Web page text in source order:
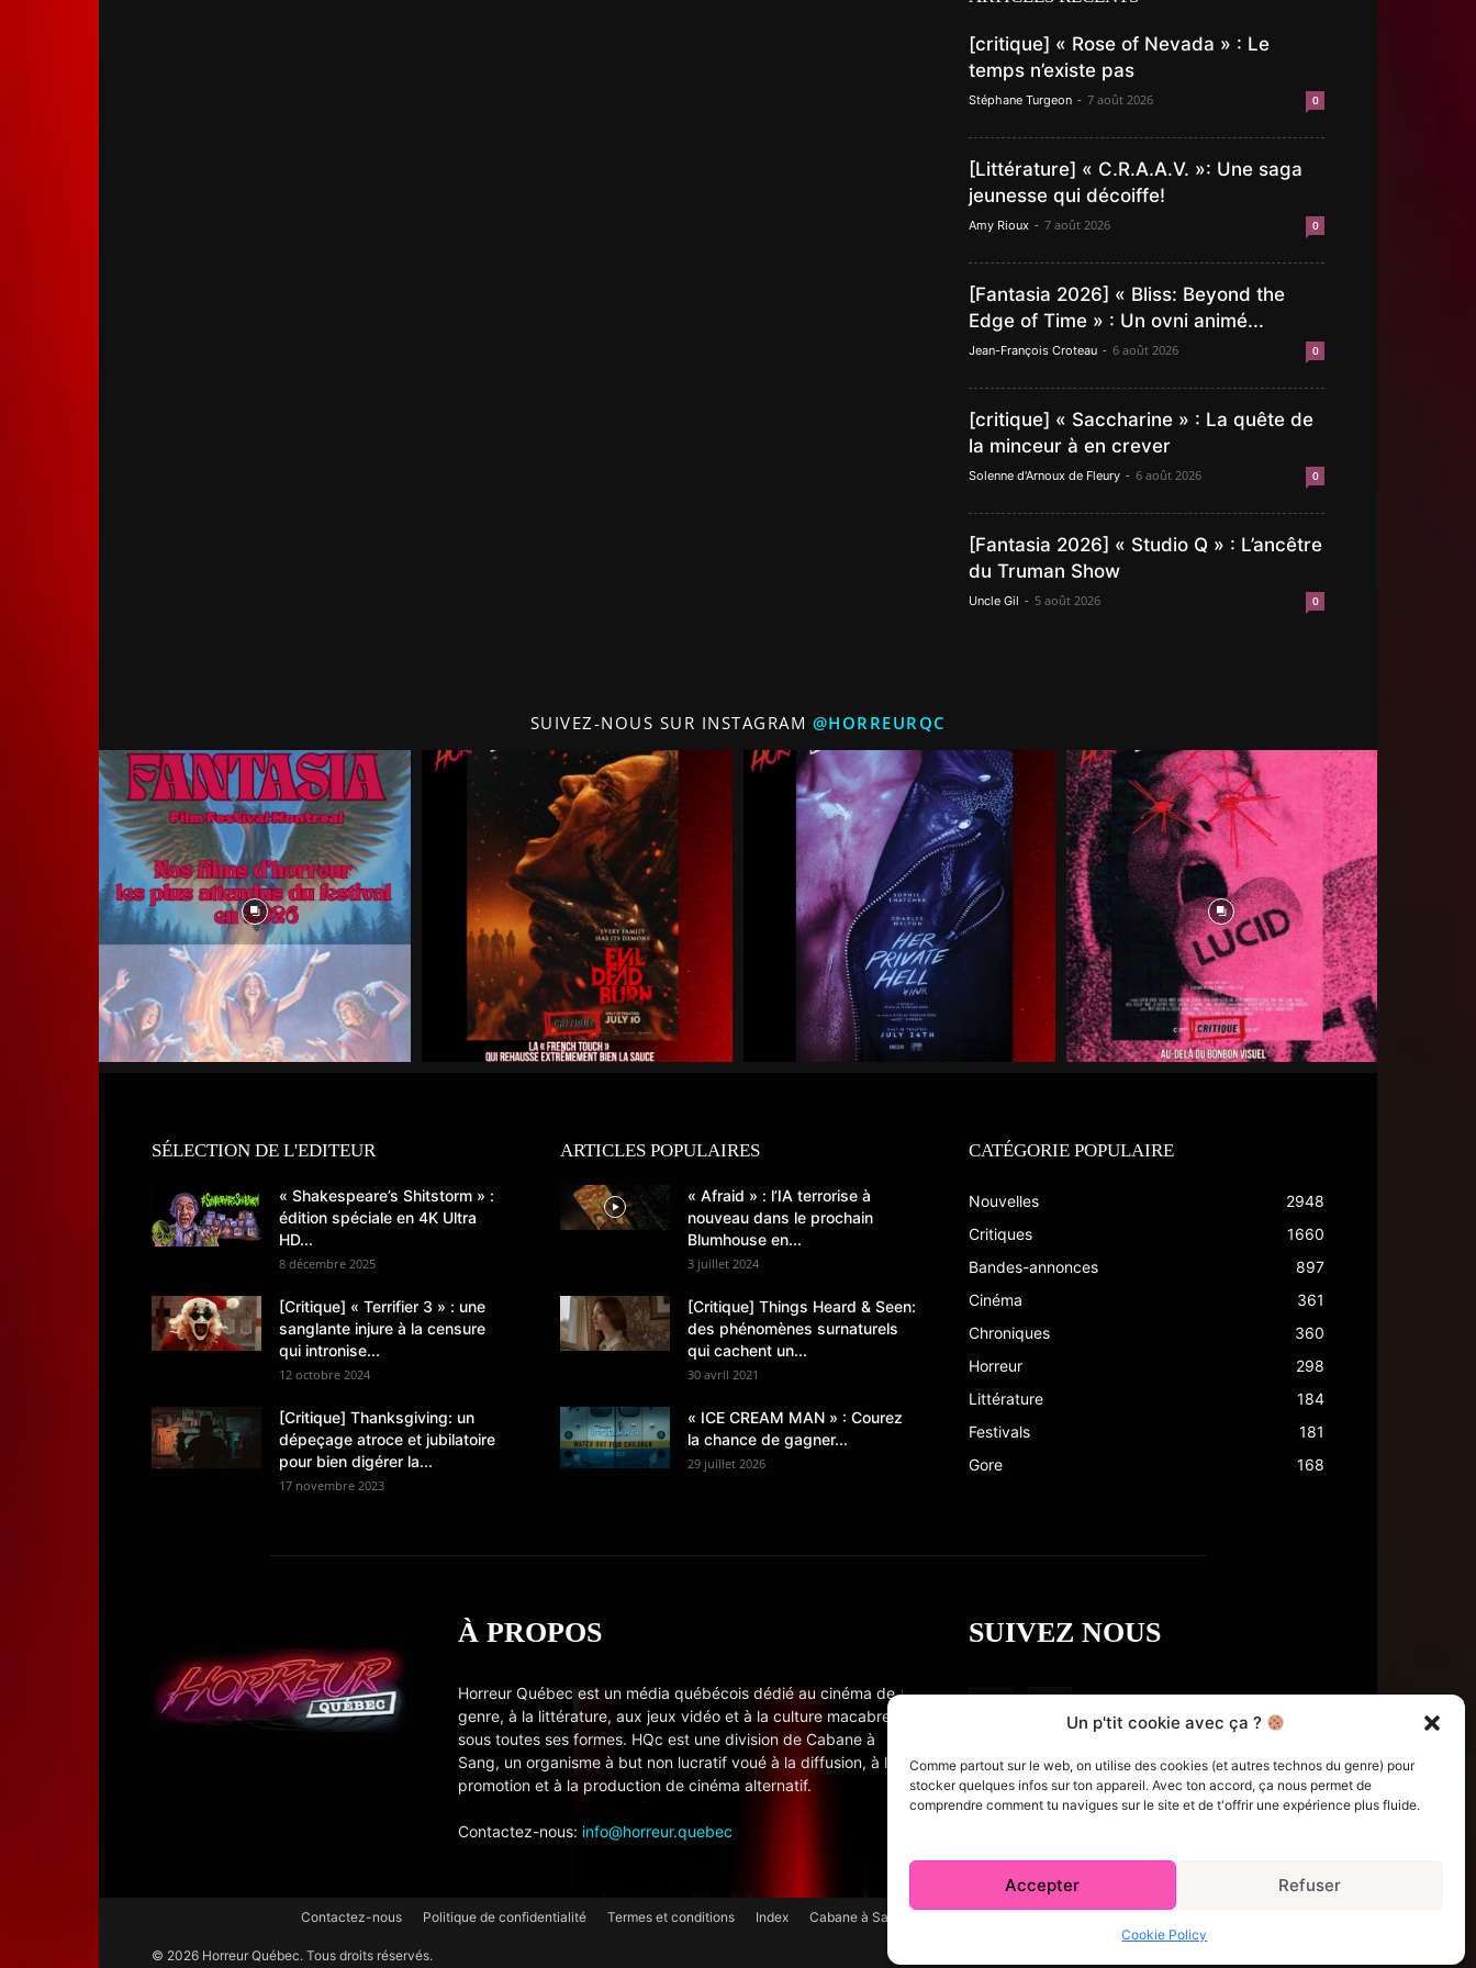
Un p'tit cookie avec ça ?
Comme partout sur le web, on utilise des cookies (et autres technos du genre) pour
stocker quelques infos sur ton appareil. Avec ton accord, ça nous permet de
comprendre comment tu navigues sur le site et de t'offrir une expérience plus fluide.
Accepter Refuser
Cookie Policy
[critique] « Rose of Nevada » : Le
temps n’existe pas
Stéphane Turgeon - 7 août 2026 0
[Littérature] « C.R.A.A.V. »: Une saga
jeunesse qui décoiffe!
Amy Rioux - 7 août 2026 0
[Fantasia 2026] « Bliss: Beyond the
Edge of Time » : Un ovni animé...
Jean-François Croteau - 6 août 2026 0
[critique] « Saccharine » : La quête de
la minceur à en crever
Solenne d'Arnoux de Fleury - 6 août 2026 0
[Fantasia 2026] « Studio Q » : L’ancêtre
du Truman Show
Uncle Gil - 5 août 2026 0
SUIVEZ-NOUS SUR INSTAGRAM @HORREURQC
SÉLECTION DE L'EDITEUR
« Shakespeare’s Shitstorm » :
édition spéciale en 4K Ultra
HD...
8 décembre 2025
[Critique] « Terrifier 3 » : une
sanglante injure à la censure
qui intronise...
12 octobre 2024
[Critique] Thanksgiving: un
dépeçage atroce et jubilatoire
pour bien digérer la...
17 novembre 2023
ARTICLES POPULAIRES
« Afraid » : l’IA terrorise à
nouveau dans le prochain
Blumhouse en...
3 juillet 2024
[Critique] Things Heard & Seen:
des phénomènes surnaturels
qui cachent un...
30 avril 2021
« ICE CREAM MAN » : Courez
la chance de gagner...
29 juillet 2026
CATÉGORIE POPULAIRE
Nouvelles
2948
Critiques
1660
Bandes-annonces
897
Cinéma
361
Chroniques
360
Horreur
298
Littérature
184
Festivals
181
Gore
168
À PROPOS
Horreur Québec est un média québécois dédié au cinéma de
genre, à la littérature, aux jeux vidéo et à la culture macabre
sous toutes ses formes. HQc est une division de Cabane à
Sang, un organisme à but non lucratif voué à la diffusion, à la
promotion et à la production de cinéma alternatif.
Contactez-nous: info@horreur.quebec
SUIVEZ NOUS
Contactez-nous Politique de confidentialité Termes et conditions Index Cabane à Sang TV
© 2026 Horreur Québec. Tous droits réservés.